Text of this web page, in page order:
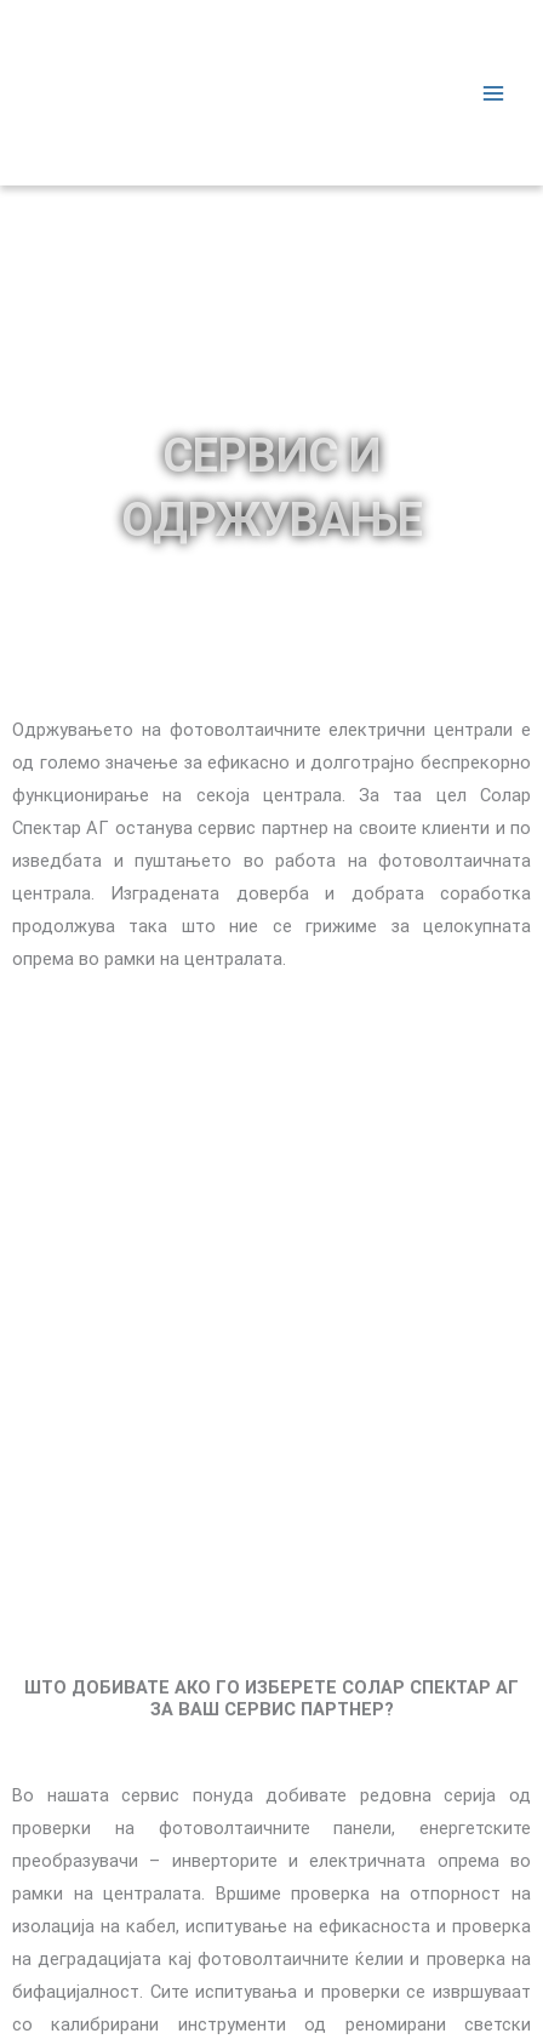
СЕРВИС И
ОДРЖУВАЊЕ
Одржувањето на фотоволтаичните електрични централи е
од големо значење за ефикасно и долготрајно беспрекорно
функционирање на секоја централа. За таа цел Солар
Спектар АГ останува сервис партнер на своите клиенти и по
изведбата и пуштањето во работа на фотоволтаичната
централа. Изградената доверба и добрата соработка
продолжува така што ние се грижиме за целокупната
опрема во рамки на централата.
ШТО ДОБИВАТЕ АКО ГО ИЗБЕРЕТЕ СОЛАР СПЕКТАР АГ
ЗА ВАШ СЕРВИС ПАРТНЕР?
Во нашата сервис понуда добивате редовна серија од
проверки на фотоволтаичните панели, енергетските
преобразувачи – инверторите и електричната опрема во
рамки на централата. Вршиме проверка на отпорност на
изолација на кабел, испитување на ефикасноста и проверка
на деградацијата кај фотоволтаичните ќелии и проверка на
бифацијалност. Сите испитувања и проверки се извршуваат
со калибрирани инструменти од реномирани светски